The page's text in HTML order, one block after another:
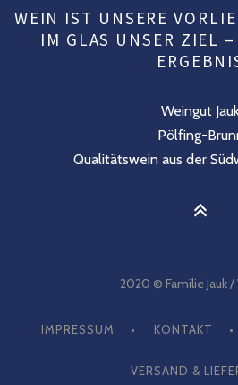
WEIN IST UNSERE
IM GLAS UNSER ZIEL
Weingut
Pölfing-
Qualitätswein aus der
2020 © Familie Jauk /
IMPRESSUM KONTAKT
VERSAND &